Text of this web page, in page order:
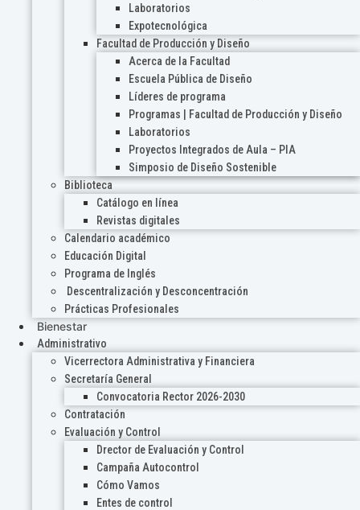
Laboratorios
Expotecnológica
Facultad de Producción y Diseño
Acerca de la Facultad
Escuela Pública de Diseño
Líderes de programa
Programas | Facultad de Producción y Diseño
Laboratorios
Proyectos Integrados de Aula – PIA
Simposio de Diseño Sostenible
Biblioteca
Catálogo en línea
Revistas digitales
Calendario académico
Educación Digital
Programa de Inglés
Descentralización y Desconcentración
Prácticas Profesionales
Bienestar
Administrativo
Vicerrectora Administrativa y Financiera
Secretaría General
Convocatoria Rector 2026-2030
Contratación
Evaluación y Control
Drector de Evaluación y Control
Campaña Autocontrol
Cómo Vamos
Entes de control